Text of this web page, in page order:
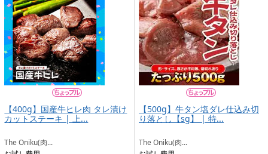
【400g】国産牛ヒレ肉 タレ漬け
カットステーキ | 上...
The Oniku(肉...
【500g】牛タン塩ダレ仕込み切
り落とし【sg】 | 特...
The Oniku(肉...